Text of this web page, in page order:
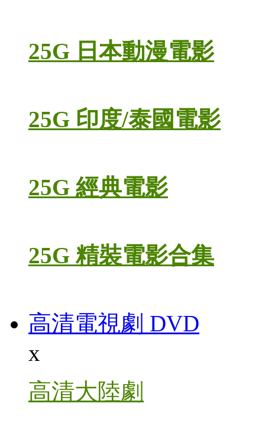
25G 日本動漫電影
25G 印度/泰國電影
25G 經典電影
25G 精裝電影合集
高清電視劇 DVD
x
高清大陸劇